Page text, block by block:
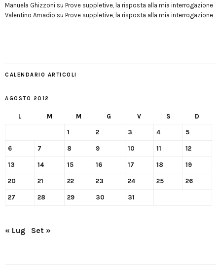
Manuela Ghizzoni su Prove suppletive, la risposta alla mia interrogazione
Valentino Amadio su Prove suppletive, la risposta alla mia interrogazione
CALENDARIO ARTICOLI
AGOSTO 2012
L M M G V S D
1 2 3 4 5
6 7 8 9 10 11 12
13 14 15 16 17 18 19
20 21 22 23 24 25 26
27 28 29 30 31
« Lug Set »